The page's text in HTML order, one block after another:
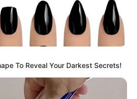
To Reveal Your Darkest Secrets!